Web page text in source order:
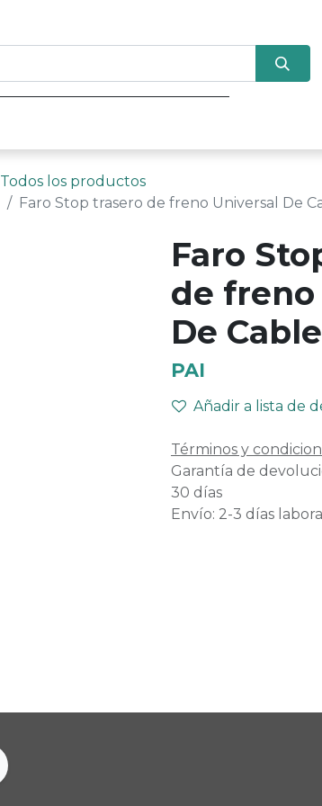
Todos los productos
Faro Stop trasero de freno Universal De
Faro
de freno
De
PAI
Añadir a lista de
Términos y
Garantía de
30 días
Envío: 2-3 días